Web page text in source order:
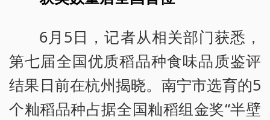
6月5日，记者从相关部门获悉，
第七届全国优质稻品种食味品质鉴评
结果日前在杭州揭晓。南宁市选育的5
个籼稻品种占据全国籼稻组金奖“半壁